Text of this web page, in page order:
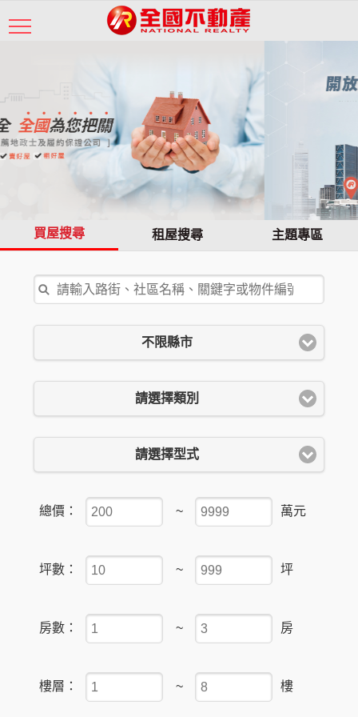
買屋搜尋 租屋搜尋 主題專區
不限縣市
請選擇類別
請選擇型式
總價： ~ 萬元
坪數： ~ 坪
房數： ~ 房
樓層： ~ 樓